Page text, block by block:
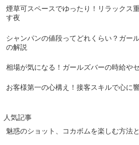
煙草可スペースでゆったり！リラックス
す夜
シャンパンの値段ってどれくらい？ガー
の解説
相場が気になる！ガールズバーの時給や
お客様第一の心構え！接客スキルで心に
人気記事
魅惑のショット、コカボムを楽しむ方法